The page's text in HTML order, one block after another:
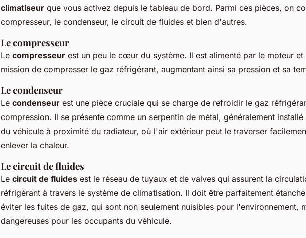
climatiseur que vous activez depuis le tableau de bord. Parmi ces pièces, on
compresseur, le condenseur, le circuit de fluides et bien d'autres.
Le compresseur
Le compresseur est un peu le cœur du système. Il est alimenté par le moteur et
mission de compresser le gaz réfrigérant, augmentant ainsi sa pression et sa
Le condenseur
Le condenseur est une pièce cruciale qui se charge de refroidir le gaz
compression. Il se présente comme un serpentin de métal, généralement
du véhicule à proximité du radiateur, où l'air extérieur peut le traverser
enlever la chaleur.
Le circuit de fluides
Le circuit de fluides est le réseau de tuyaux et de valves qui assurent la
réfrigérant à travers le système de climatisation. Il doit être parfaitement
éviter les fuites de gaz, qui sont non seulement nuisibles pour l'environnement,
dangereuses pour les occupants du véhicule.